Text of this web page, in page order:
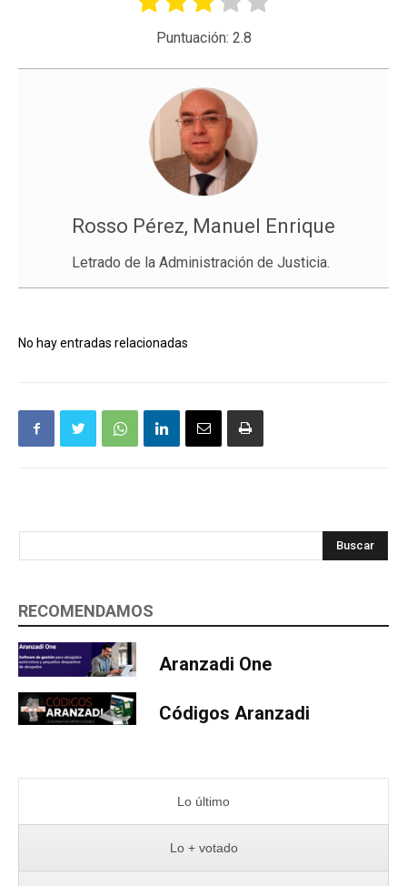
Puntuación: 2.8
Rosso Pérez, Manuel Enrique
Letrado de la Administración de Justicia.
No hay entradas relacionadas
Buscar
RECOMENDAMOS
Aranzadi One
Códigos Aranzadi
Lo último
Lo + votado